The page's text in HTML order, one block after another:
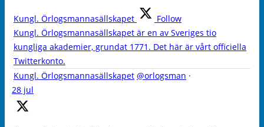
Kungl. Örlogsmannasällskapet
Follow
Kungl. Örlogsmannasällskapet är en av Sveriges tio
kungliga akademier, grundat 1771. Det här är vårt officiella
Twitterkonto.
Kungl. Örlogsmannasällskapet @orlogsman ·
28 jul